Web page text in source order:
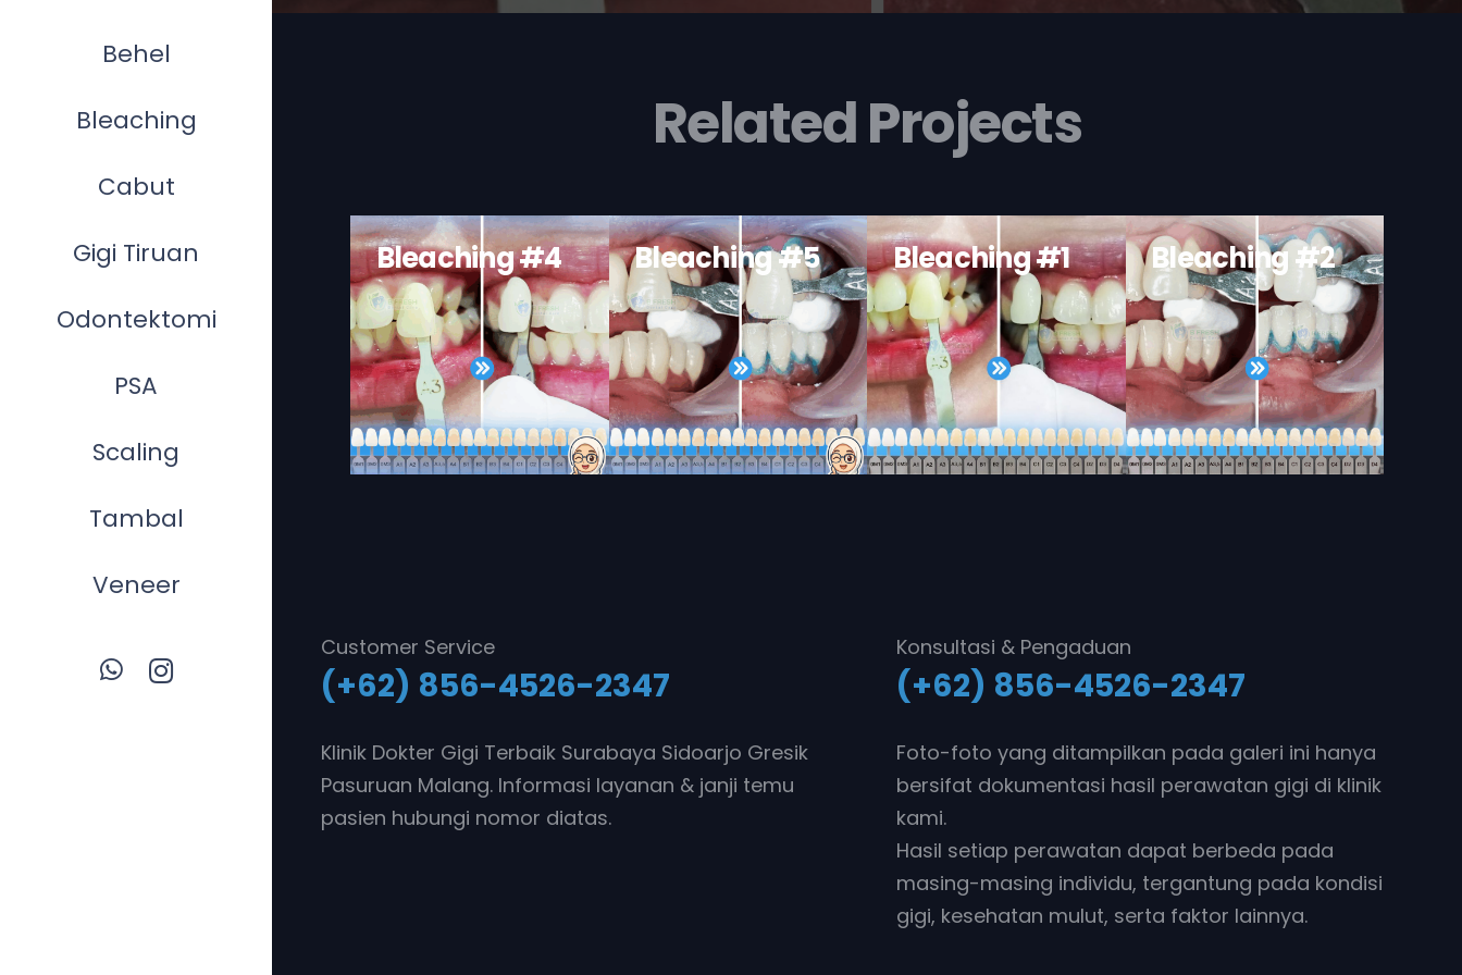
Behel
Bleaching
Cabut
Gigi Tiruan
Odontektomi
PSA
Scaling
Tambal
Veneer
Related Projects
Bleaching #4 Bleaching #5 Bleaching #1 Bleaching #2
Customer Service
(+62) 856-4526-2347
Klinik Dokter Gigi Terbaik Surabaya Sidoarjo Gresik
Pasuruan Malang. Informasi layanan & janji temu
pasien hubungi nomor diatas.
Konsultasi & Pengaduan
(+62) 856-4526-2347
Foto-foto yang ditampilkan pada galeri ini hanya
bersifat dokumentasi hasil perawatan gigi di klinik
kami.
Hasil setiap perawatan dapat berbeda pada
masing-masing individu, tergantung pada kondisi
gigi, kesehatan mulut, serta faktor lainnya.